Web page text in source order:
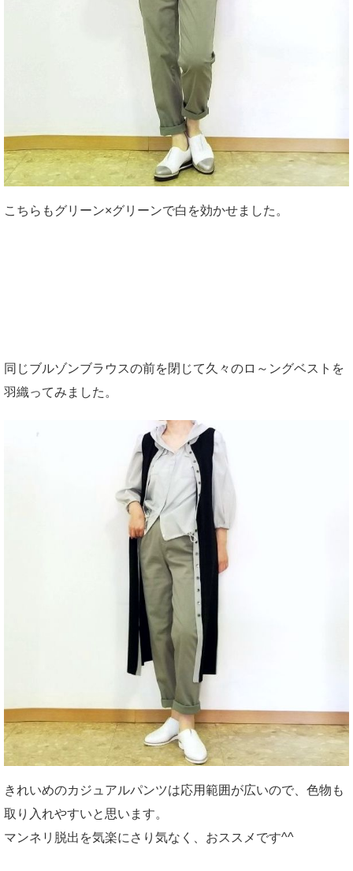
こちらもグリーン×グリーンで白を効かせました。
同じブルゾンブラウスの前を閉じて久々のロ～ングベストを
羽織ってみました。
きれいめのカジュアルパンツは応用範囲が広いので、色物も
取り入れやすいと思います。
マンネリ脱出を気楽にさり気なく、おススメです^^